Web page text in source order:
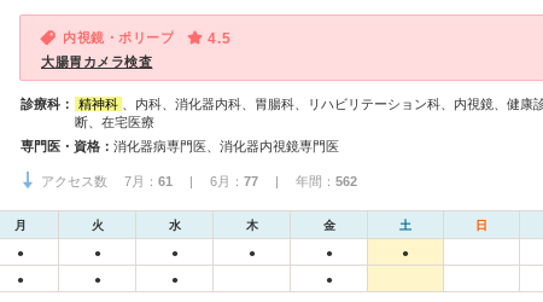
内視鏡・ポリープ 4.5
大腸胃カメラ検査
診療科： 精神科
、内科、消化器内科、胃腸科、リハビリテーション科、内視鏡、健康
断、在宅医療
専門医・資格： 消化器病専門医、消化器内視鏡専門医
アクセス数 7月： 61 | 6月： 77 | 年間： 562
月 火 水 木 金 土 日
● ● ● ● ● ●
● ● ● ●